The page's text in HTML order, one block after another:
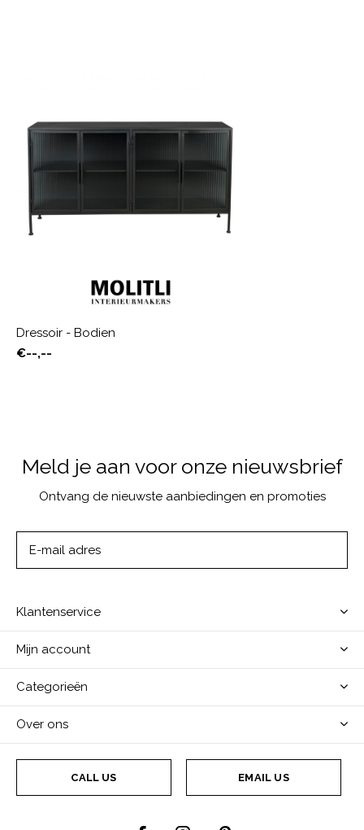
Dressoir - Bodien
€--,--
Meld je aan voor onze nieuwsbrief
Ontvang de nieuwste aanbiedingen en promoties
Klantenservice
Mijn account
Categorieën
Over ons
CALL US EMAIL US